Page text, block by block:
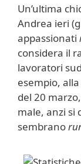
Un’ultima
Andrea ieri
appassionati
considera il
lavoratori
esempio,
del 20
male, anzi si
sembrano